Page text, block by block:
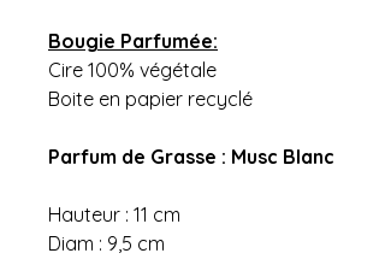
Bougie Parfumée:
Cire 100% végétale
Boite en papier recyclé
Parfum de Grasse : Musc Blanc
Hauteur : 11 cm
Diam : 9,5 cm